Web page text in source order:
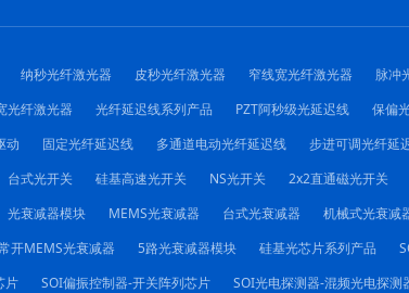
纳秒光纤激光器 皮秒光纤激光器 窄线宽光纤激光器 脉冲
光纤激光器 光纤延迟线系列产品 PZT阿秒级光延迟线 保偏
动 固定光纤延迟线 多通道电动光纤延迟线 步进可调光纤延
台式光开关 硅基高速光开关 NS光开关 2x2直通磁光开关
光衰减器模块 MEMS光衰减器 台式光衰减器 机械式光衰减
开MEMS光衰减器 5路光衰减器模块 硅基光芯片系列产品
片 SOI偏振控制器-开关阵列芯片 SOI光电探测器-混频光电探测